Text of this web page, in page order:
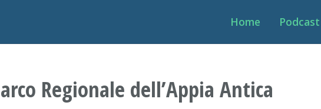
Home Podcast
Regionale dell’Appia Antica